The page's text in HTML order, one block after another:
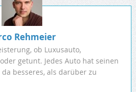
Rehmeier
ob Luxusauto,
getunt. Jedes Auto hat seinen
besseres, als darüber zu